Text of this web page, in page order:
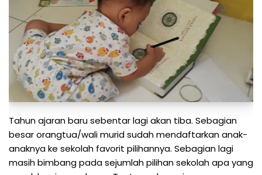
Tahun ajaran baru sebentar lagi akan tiba. Sebagian
besar orangtua/wali murid sudah mendaftarkan anak-
anaknya ke sekolah favorit pilihannya. Sebagian lagi
masih bimbang pada sejumlah pilihan sekolah apa yang